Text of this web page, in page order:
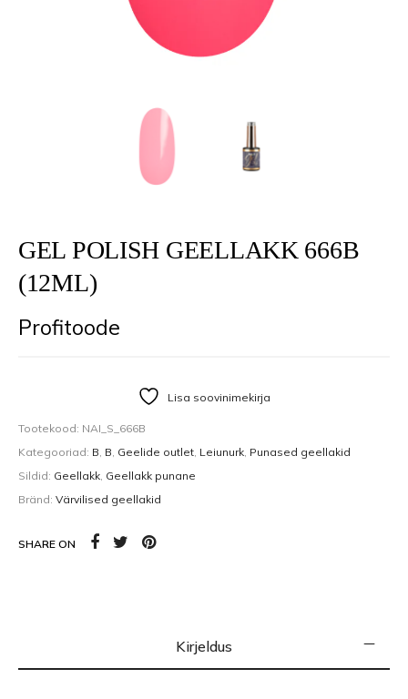
GEL POLISH GEELLAKK 666B
(12ML)
Profitoode
Lisa soovinimekirja
Tootekood: NAI_S_666B
Kategooriad: B, B, Geelide outlet, Leiunurk, Punased geellakid
Sildid: Geellakk, Geellakk punane
Bränd: Värvilised geellakid
SHARE ON
Kirjeldus